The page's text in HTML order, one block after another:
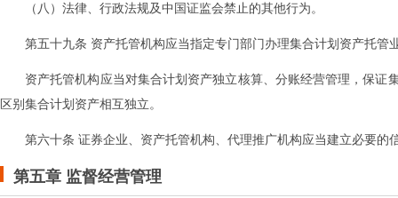
（八）法律、行政法规及中国证监会禁止的其他行为。
第五十九条 资产托管机构应当指定专门部门办理集合计划资产托管
资产托管机构应当对集合计划资产独立核算、分账经营管理，保
区别集合计划资产相互独立。
第六十条 证券企业、资产托管机构、代理推广机构应当建立必要
第五章 监督经营管理